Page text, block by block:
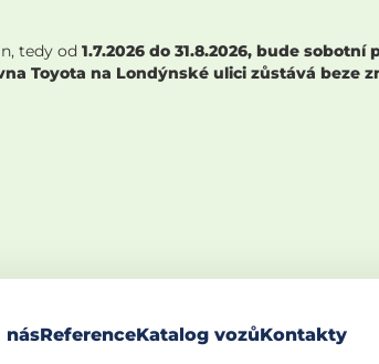
tedy od 1.7.2026 do 31.8.2026, bude
Toyota na Londýnské ulici zůstává beze
násReferenceKatalog vozůKontakty